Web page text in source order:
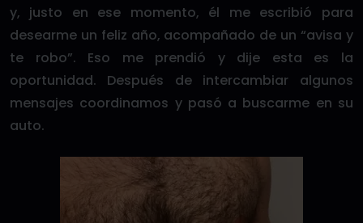
y, justo en ese momento, él me escribió para
desearme un feliz año, acompañado de un “avisa y
te robo”. Eso me prendió y dije esta es la
oportunidad. Después de intercambiar algunos
mensajes coordinamos y pasó a buscarme en su
auto.